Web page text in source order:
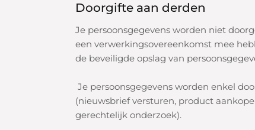
Doorgifte aan derden
Je persoonsgegevens worden niet
een verwerkingsovereenkomst mee
de beveiligde opslag van
Je persoonsgegevens worden enkel
(nieuwsbrief versturen, product
gerechtelijk onderzoek).